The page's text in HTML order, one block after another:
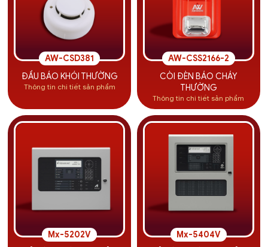
AW-CSD381
ĐẦU BÁO KHÓI THƯỜNG
Thông tin chi tiết sản phẩm
AW-CSS2166-2
CÒI ĐÈN BÁO CHÁY
THƯỜNG
Thông tin chi tiết sản phẩm
Mx-5202V
Mx-5404V